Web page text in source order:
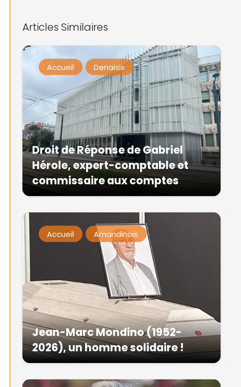
Articles Similaires
Accueil Denaisis
Droit de Réponse de Gabriel
Hérole, expert-comptable et
commissaire aux comptes
Accueil Amandinois
Jean-Marc Mondino (1952-
2026), un homme solidaire !